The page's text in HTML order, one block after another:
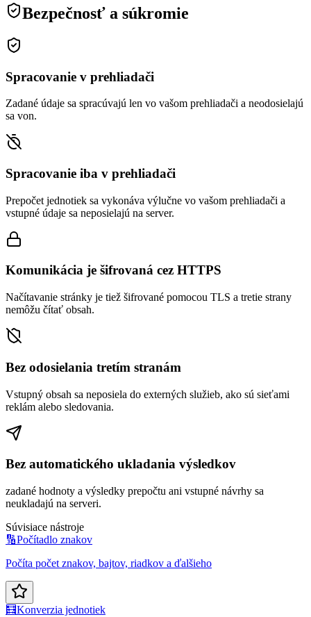
Bezpečnosť a súkromie
Spracovanie v prehliadači
Zadané údaje sa spracúvajú len vo vašom prehliadači a neodosielajú
sa von.
Spracovanie iba v prehliadači
Prepočet jednotiek sa vykonáva výlučne vo vašom prehliadači a
vstupné údaje sa neposielajú na server.
Komunikácia je šifrovaná cez HTTPS
Načítavanie stránky je tiež šifrované pomocou TLS a tretie strany
nemôžu čítať obsah.
Bez odosielania tretím stranám
Vstupný obsah sa neposiela do externých služieb, ako sú sieťami
reklám alebo sledovania.
Bez automatického ukladania výsledkov
zadané hodnoty a výsledky prepočtu ani vstupné návrhy sa
neukladajú na serveri.
Súvisiace nástroje
🔢Počítadlo znakov
Počíta počet znakov, bajtov, riadkov a ďalšieho
🧮Konverzia jednotiek